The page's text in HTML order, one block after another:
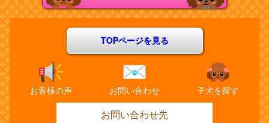
TOPページを見る
お客様の声 お問い合わせ 子犬を探す
お問い合わせ先